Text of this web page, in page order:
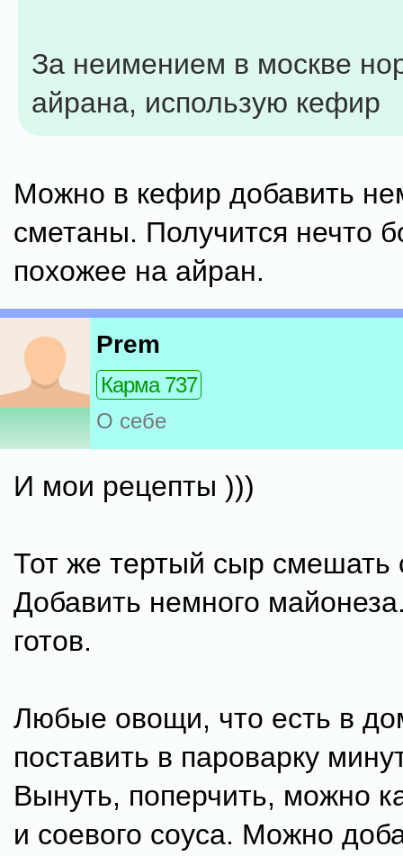
За неимением в москве
айрана, использую кефир
Можно в кефир добавить
сметаны. Получится нечто
похожее на айран.
Prem
Карма 737
О себе
И мои рецепты )))
Тот же тертый сыр смешать
Добавить немного
готов.
Любые овощи, что есть в
поставить в пароварку
Вынуть, поперчить, можно
и соевого соуса. Можно